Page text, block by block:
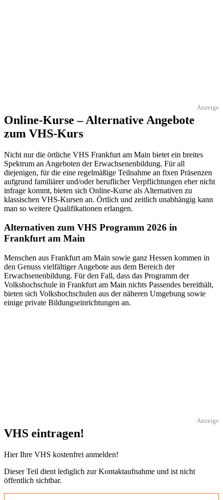
Anzeige
Online-Kurse – Alternative Angebote
zum VHS-Kurs
Nicht nur die örtliche VHS Frankfurt am Main bietet ein breites
Spektrum an Angeboten der Erwachsenenbildung. Für all
diejenigen, für die eine regelmäßige Teilnahme an fixen Präsenzen
aufgrund familiärer und/oder beruflicher Verpflichtungen eher nicht
infrage kommt, bieten sich Online-Kurse als Alternativen zu
klassischen VHS-Kursen an. Örtlich und zeitlich unabhängig kann
man so weitere Qualifikationen erlangen.
Alternativen zum VHS Programm 2026 in
Frankfurt am Main
Menschen aus Frankfurt am Main sowie ganz Hessen kommen in
den Genuss vielfältiger Angebote aus dem Bereich der
Erwachsenenbildung. Für den Fall, dass das Programm der
Volkshochschule in Frankfurt am Main nichts Passendes bereithält,
bieten sich Volkshochschulen aus der näheren Umgebung sowie
einige private Bildungseinrichtungen an.
Anzeige
VHS eintragen!
Hier Ihre VHS kostenfrei anmelden!
Dieser Teil dient lediglich zur Kontaktaufnahme und ist nicht
öffentlich sichtbar.